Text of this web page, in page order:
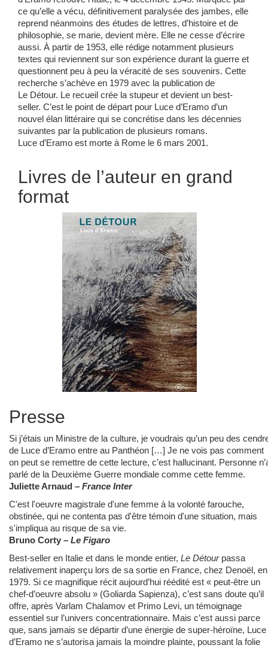
ce qu’elle a vécu, définitivement paralysée des jambes, elle
reprend néanmoins des études de lettres, d’histoire et de
philosophie, se marie, devient mère. Elle ne cesse d’écrire
aussi. À partir de 1953, elle rédige notamment plusieurs
textes qui reviennent sur son expérience durant la guerre et
questionnent peu à peu la véracité de ses souvenirs. Cette
recherche s’achève en 1979 avec la publication de
Le Détour. Le recueil crée la stupeur et devient un best-
seller. C’est le point de départ pour Luce d’Eramo d’un
nouvel élan littéraire qui se concrétise dans les décennies
suivantes par la publication de plusieurs romans.
Luce d’Eramo est morte à Rome le 6 mars 2001.
Livres de l’auteur en grand
format
Presse
Si j’étais un Ministre de la culture, je voudrais qu’un peu des
de Luce d’Eramo entre au Panthéon […] Je ne vois pas comment
on peut se remettre de cette lecture, c’est hallucinant. Personne
parlé de la Deuxième Guerre mondiale comme cette femme.
Juliette Arnaud – France Inter
C'est l'oeuvre magistrale d'une femme à la volonté farouche,
obstinée, qui ne contenta pas d'être témoin d'une situation, mais
s'impliqua au risque de sa vie.
Bruno Corty – Le Figaro
Best-seller en Italie et dans le monde entier, Le Détourpassa
relativement inaperçu lors de sa sortie en France, chez Denoël, en
1979. Si ce magnifique récit aujourd’hui réédité est « peut-être un
chef-d’oeuvre absolu » (Goliarda Sapienza), c’est sans doute qu’il
offre, après Varlam Chalamov et Primo Levi, un témoignage
essentiel sur l’univers concentrationnaire. Mais c’est aussi parce
que, sans jamais se départir d’une énergie de super-héroïne, Luce
d’Eramo ne s’autorisa jamais la moindre plainte, poussant la folie